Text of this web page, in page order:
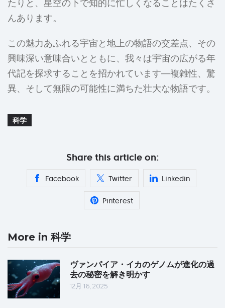
たりと、星空の下で知的に忙しくなることはたくさ
んあります。
この魅力あふれる宇宙と地上の物語の交差点、その
興味深い意味合いとともに、我々は宇宙の広がる年
代記を探求することを招かれています—複雑性、驚
異、そして無限の可能性に満ちた壮大な物語です。
科学
Share this article on:
Facebook Twitter Linkedin
Pinterest
More in 科学
ヴァンパイア・イカのゲノムが進化の過
去の秘密を解き明かす
12月 16, 2025